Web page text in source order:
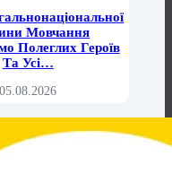
Мовчання
Полеглих Героїв
Та Усі…
05.08.2026